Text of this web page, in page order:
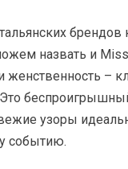
брендов
назвать и
женственность –
узоры
событию.